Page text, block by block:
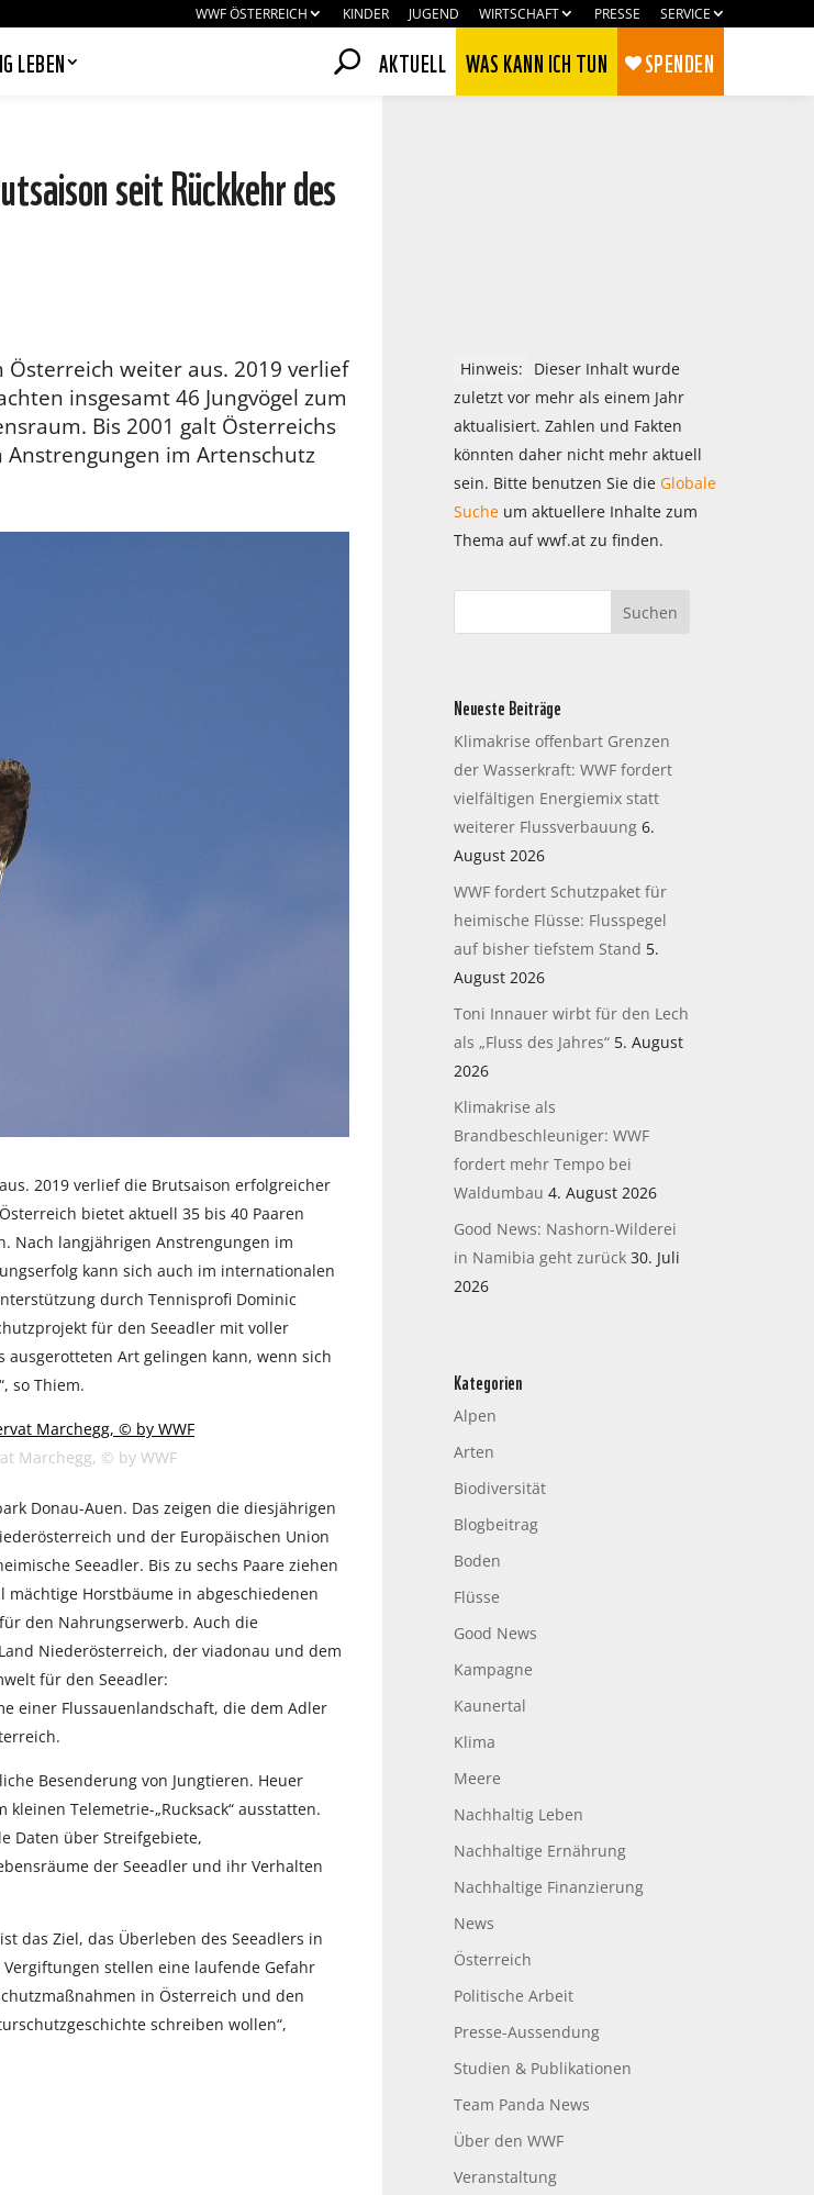
WWF ÖSTERREICH KINDER JUGEND WIRTSCHAFT PRESSE SERVICE
LEBEN AKTUELL WAS KANN ICH TUN SPENDEN
seit Rückkehr des
Österreich weiter aus. 2019 verlief
insgesamt 46 Jungvögel zum
Bis 2001 galt Österreichs
Anstrengungen im Artenschutz
2019 verlief die Brutsaison erfolgreicher
bietet aktuell 35 bis 40 Paaren
Nach langjährigen Anstrengungen im
kann sich auch im internationalen
durch Tennisprofi Dominic
für den Seeadler mit voller
ausgerotteten Art gelingen kann, wenn sich
so Thiem.
Marchegg, © by WWF
Donau-Auen. Das zeigen die diesjährigen
und der Europäischen Union
Seeadler. Bis zu sechs Paare ziehen
Horstbäume in abgeschiedenen
den Nahrungserwerb. Auch die
Niederösterreich, der viadonau und dem
für den Seeadler:
einer Flussauenlandschaft, die dem Adler
Besenderung von Jungtieren. Heuer
Telemetrie-„Rucksack“ ausstatten.
Daten über Streifgebiete,
der Seeadler und ihr Verhalten
das Ziel, das Überleben des Seeadlers in
stellen eine laufende Gefahr
in Österreich und den
schreiben wollen“,
Hinweis:
Dieser Inhalt wurde
zuletzt vor mehr als einem Jahr
aktualisiert. Zahlen und Fakten
könnten daher nicht mehr aktuell
sein. Bitte benutzen Sie die Globale
Sucheum aktuellere Inhalte zum
Thema auf wwf.at zu finden.
Neueste Beiträge
Klimakrise offenbart Grenzen
der Wasserkraft: WWF fordert
vielfältigen Energiemix statt
weiterer Flussverbauung 6.
August 2026
WWF fordert Schutzpaket für
heimische Flüsse: Flusspegel
auf bisher tiefstem Stand 5.
August 2026
Toni Innauer wirbt für den Lech
als „Fluss des Jahres“ 5. August
2026
Klimakrise als
Brandbeschleuniger: WWF
fordert mehr Tempo bei
Waldumbau 4. August 2026
Good News: Nashorn-Wilderei
in Namibia geht zurück 30. Juli
2026
Kategorien
Alpen
Arten
Biodiversität
Blogbeitrag
Boden
Flüsse
Good News
Kampagne
Kaunertal
Klima
Meere
Nachhaltig Leben
Nachhaltige Ernährung
Nachhaltige Finanzierung
News
Österreich
Politische Arbeit
Presse-Aussendung
Studien & Publikationen
Team Panda News
Über den WWF
Veranstaltung
Unter
kannst du verwalten,
Art von Cookies gesetzt werden.
Auswahl kannst du über den
Link im Footer der
jederzeit widerrufen.
Ablehnen